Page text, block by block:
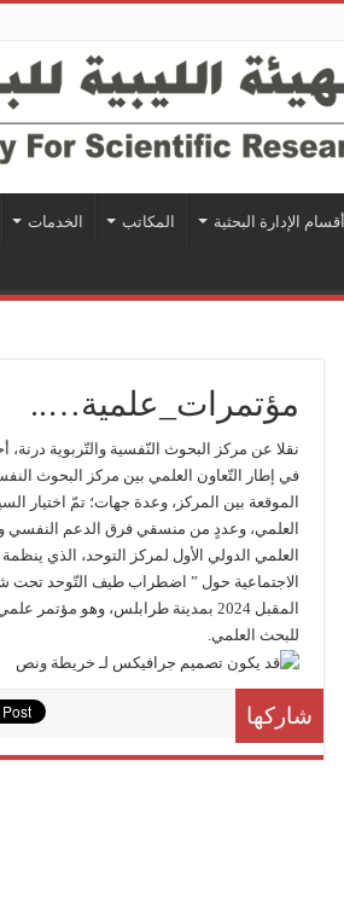
أقسام الإدارة البحثية المكاتب الخدمات
مؤتمرات_علمية…..
نقلا عن مركز البحوث النّفسية والتّربوية درنة،
في إطار التّعاون العلمي بين مركز البحوث
الموقعة بين المركز، وعدة جهات؛ تمّ اختيار
العلمي، وعددٍ من منسقي فرق الدعم النفسي
العلمي الدولي الأول لمركز التوحد، الذي
الاجتماعية حول ” اضطراب طيف التّوحد تحت
المقبل 2024 بمدينة طرابلس، وهو
للبحث العلمي.
شاركها